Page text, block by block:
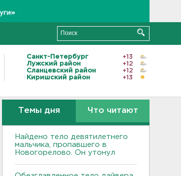
Санкт-Петербург
+13
Лужский район
+12
Сланцевский район
+12
Киришский район
+13
Темы дня Что читают
Найдено тело девятилетнего
мальчика, пропавшего в
Новогорелово. Он утонул